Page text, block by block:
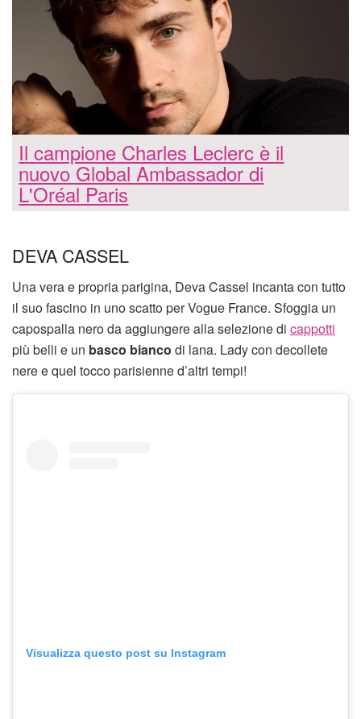
Il campione Charles Leclerc è il
nuovo Global Ambassador di
L'Oréal Paris
DEVA CASSEL
Una vera e propria parigina, Deva Cassel incanta con tutto
il suo fascino in uno scatto per Vogue France. Sfoggia un
capospalla nero da aggiungere alla selezione di cappotti
più belli e un basco bianco di lana. Lady con decollete
nere e quel tocco parisienne d’altri tempi!
Visualizza questo post su Instagram